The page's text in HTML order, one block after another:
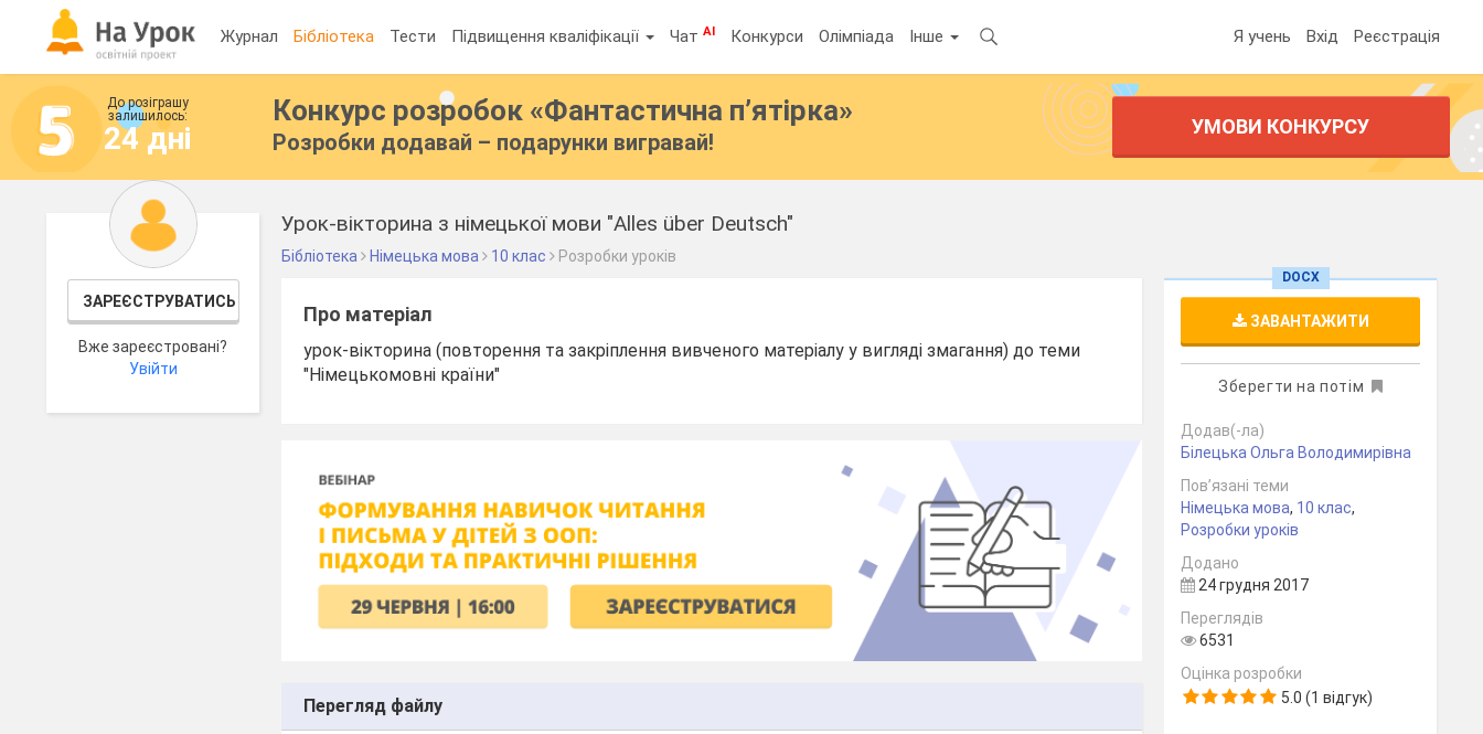
Журнал Бібліотека Тести Підвищення кваліфікації ЧатAI Конкурси Олімпіада Інше Я учень Вхід Реєстрація
До розіграшу
залишилось:
24 дні
Конкурс розробок «Фантастична п’ятірка»
Розробки додавай – подарунки вигравай!
УМОВИ КОНКУРСУ
ЗАРЕЄСТРУВАТИСЬ
Вже зареєстровані?
Увійти
Урок-вікторина з німецької мови "Alles über Deutsch"
Бібліотека Німецька мова 10 клас Розробки уроків
Про матеріал
урок-вікторина (повторення та закріплення вивченого матеріалу у вигляді змагання) до теми
"Німецькомовні країни"
Перегляд файлу
DOCX
ЗАВАНТАЖИТИ
Зберегти на потім
Додав(-ла)
Білецька Ольга Володимирівна
Пов’язані теми
Німецька мова, 10 клас,
Розробки уроків
Додано
24 грудня 2017
Переглядів
6531
Оцінка розробки
5.0 (1 відгук)